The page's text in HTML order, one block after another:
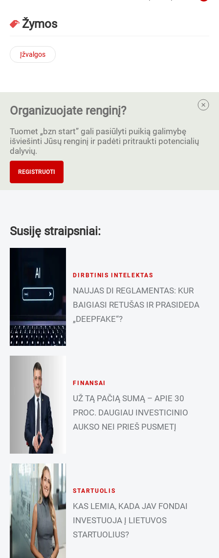
Žymos
Įžvalgos
Organizuojate renginį?
Tuomet „bzn start” gali pasiūlyti puikią galimybę
išviešinti Jūsų renginį ir padėti pritraukti potencialių
dalyvių.
REGISTRUOTI
Susiję straipsniai:
DIRBTINIS INTELEKTAS
NAUJAS DI REGLAMENTAS: KUR
BAIGIASI RETUŠAS IR PRASIDEDA
„DEEPFAKE“?
FINANSAI
UŽ TĄ PAČIĄ SUMĄ – APIE 30
PROC. DAUGIAU INVESTICINIO
AUKSO NEI PRIEŠ PUSMETĮ
STARTUOLIS
KAS LEMIA, KADA JAV FONDAI
INVESTUOJA Į LIETUVOS
STARTUOLIUS?